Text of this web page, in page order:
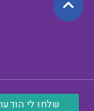
כלשלחו לי